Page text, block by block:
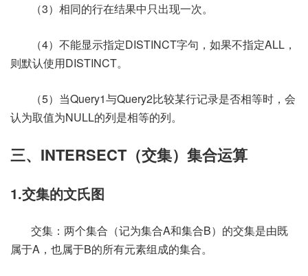
（3）相同的行在结果中只出现一次。
（4）不能显示指定DISTINCT字句，如果不指定ALL，
则默认使用DISTINCT。
（5）当Query1与Query2比较某行记录是否相等时，会
认为取值为NULL的列是相等的列。
三、INTERSECT（交集）集合运算
1.交集的文氏图
交集：两个集合（记为集合A和集合B）的交集是由既
属于A，也属于B的所有元素组成的集合。